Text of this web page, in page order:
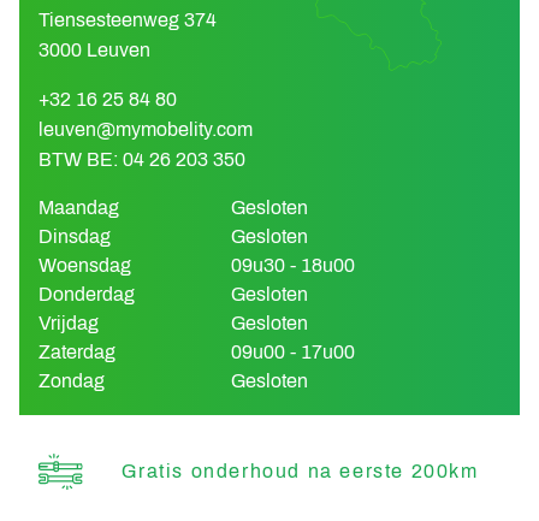
Tiensesteenweg 374
3000 Leuven
+32 16 25 84 80
leuven@mymobelity.com
BTW BE: 04 26 203 350
Maandag
Gesloten
Dinsdag
Gesloten
Woensdag
09u30 - 18u00
Donderdag
Gesloten
Vrijdag
Gesloten
Zaterdag
09u00 - 17u00
Zondag
Gesloten
Gratis onderhoud na eerste 200km